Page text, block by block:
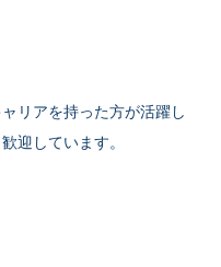
リアを持った方が活躍し
迎しています。